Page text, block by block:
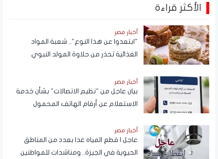
الأكثر قراءة
أخبار مصر
"ابتعدوا عن هذا النوع".. شعبة المواد
الغذائية تحذر من حلاوة المولد النبوي
أخبار مصر
بيان عاجل من "نظيم الاتصالات" بشأن خدمة
الاستعلام عن أرقام الهاتف المحمول
NTRA
أخبار مصر
عاجل | قطع المياه غدا بعدد من المناطق
الحيوية في الجيزة.. ومناشدات للمواطنين